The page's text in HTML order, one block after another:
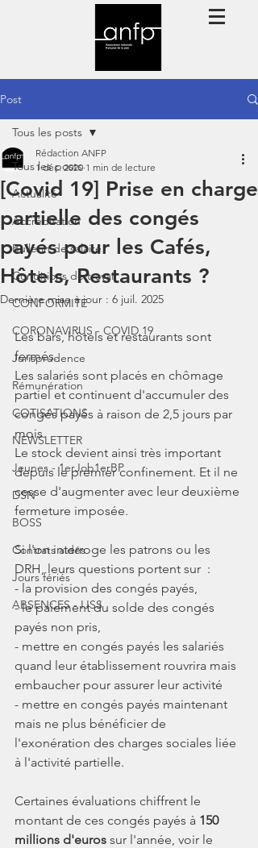
Post
Tous les posts
Actualité
Accréditation
Bulletin de salaire
Conditions de travail
CONFORMITE
CORONAVIRUS - COVID 19
Jurisprudence
Rémunération
COTISATIONS
NEWSLETTER
Jeunes - 1erJob1erBP
DSN
BOSS
Contrats aidés
Jours fériés
ABSENCES - IJSS
Tous les posts
[Covid 19] Prise en charge
partielle des congés
payés pour les Cafés,
Hôtels, Restaurants ?
Rédaction ANFP
1 déc. 2020 1 min de lecture
Dernière mise à jour : 6 juil. 2025
Les bars, hôtels et restaurants sont
fermés.
Les salariés sont placés en chômage
partiel et continuent d'accumuler des
congés payés à raison de 2,5 jours par
mois.
Le stock devient ainsi très important
depuis le premier confinement. Et il ne
cesse d'augmenter avec leur deuxième
fermeture imposée.
Si l'on interroge les patrons ou les
DRH, leurs questions portent sur  :
- la provision des congés payés,
- le paiement du solde des congés
payés non pris,
- mettre en congés payés les salariés
quand leur établissement rouvrira mais
embaucher pour assurer leur activité
- mettre en congés payés maintenant
mais ne plus bénéficier de
l'exonération des charges sociales liée
à l'activité partielle.
Certaines évaluations chiffrent le
montant de ces congés payés à 150
millions d'euros sur l'année, voir le